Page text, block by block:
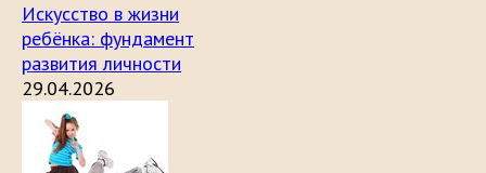
Искусство в жизни
ребёнка: фундамент
развития личности
29.04.2026